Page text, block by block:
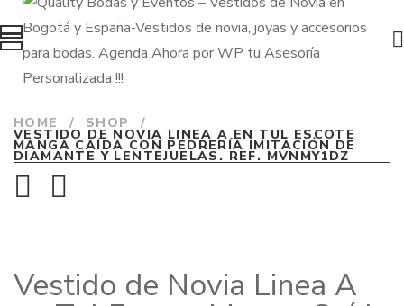
HOME / SHOP /
VESTIDO DE NOVIA LINEA A EN TUL ESCOTE
MANGA CAÍDA CON PEDRERÍA IMITACIÓN DE
DIAMANTE Y LENTEJUELAS. REF. MVNMY1DZ
Vestido de Novia Linea A